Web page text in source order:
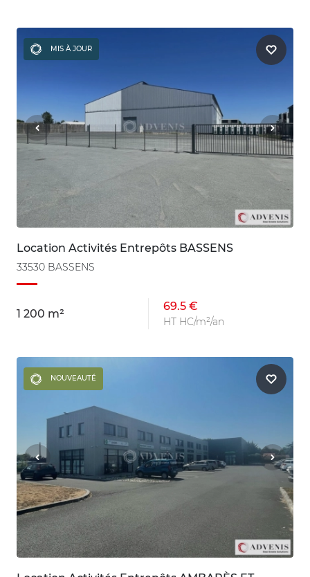
MIS À JOUR
Location Activités Entrepôts BASSENS
33530 BASSENS
1 200 m²
69.5 €
HT HC/m²/an
NOUVEAUTÉ